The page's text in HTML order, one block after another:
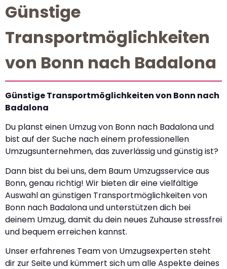
Günstige
Transportmöglichkeiten
von Bonn nach Badalona
Günstige Transportmöglichkeiten von Bonn nach
Badalona
Du planst einen Umzug von Bonn nach Badalona und
bist auf der Suche nach einem professionellen
Umzugsunternehmen, das zuverlässig und günstig ist?
Dann bist du bei uns, dem Baum Umzugsservice aus
Bonn, genau richtig! Wir bieten dir eine vielfältige
Auswahl an günstigen Transportmöglichkeiten von
Bonn nach Badalona und unterstützen dich bei
deinem Umzug, damit du dein neues Zuhause stressfrei
und bequem erreichen kannst.
Unser erfahrenes Team von Umzugsexperten steht
dir zur Seite und kümmert sich um alle Aspekte deines